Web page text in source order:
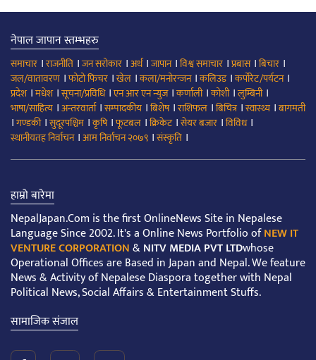
नेपाल जापान स्तम्भहरु
समाचार ।राजनीति ।जन सरोकार ।अर्थ।जापान।विश्व समाचार ।प्रबास।बिचार ।
जल/वातावरण ।फोटो फिचर ।खेल ।कला/मनोरन्जन।कलिउड।कर्पोरेट/पर्यटन।
प्रदेश।मधेश।सूचना/प्रविधि।एन आर एन न्युज।कर्णाली।कोशी।लुम्बिनी।
भाषा/साहित्य ।अन्तरवार्ता।सम्पादकीय ।बिशेष।राशिफल ।बिचित्र।स्वास्थ्य ।बागमती
।गण्डकी।सुदूरपश्चिम ।कृषि।फूटबल ।क्रिकेट।सेयर बजार ।विविध।
स्थानीयतह निर्वाचन।आम निर्वाचन २०७९ ।संस्कृति ।
हाम्रो बारेमा
NepalJapan.Com is the first OnlineNews Site in Nepalese
Language Since 2002. It's a Online News Portfolio ofNEW IT
VENTURE CORPORATION&NITV MEDIA PVT LTDwhose
Operational Offices are Based in Japan and Nepal. We feature
News & Activity of Nepalese Diaspora together with Nepal
Political News, Social Affairs & Entertainment Stuffs.
सामाजिक संजाल